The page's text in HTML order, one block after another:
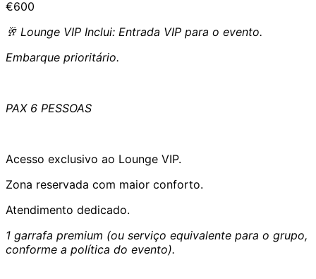
€600
🥂 Lounge VIP Inclui: Entrada VIP para o evento.
Embarque prioritário.
PAX 6 PESSOAS
Acesso exclusivo ao Lounge VIP.
Zona reservada com maior conforto.
Atendimento dedicado.
1 garrafa premium (ou serviço equivalente para o grupo,
conforme a política do evento).